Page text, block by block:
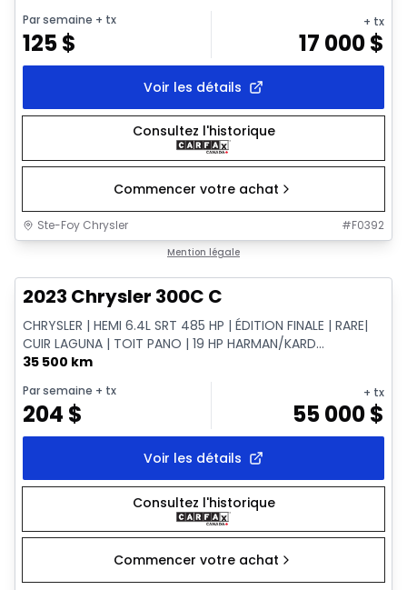
Par semaine + tx
125$
+ tx
17 000$
Voir les détails
Consultez l'historique
Commencer votre achat
Ste-Foy Chrysler #F0392
Mention légale
2023 Chrysler 300C C
CHRYSLER | HEMI 6.4L SRT 485 HP | ÉDITION FINALE | RARE|
CUIR LAGUNA | TOIT PANO | 19 HP HARMAN/KARD...
35 500 km
Par semaine + tx
204 $
+ tx
55 000$
Voir les détails
Consultez l'historique
Commencer votre achat